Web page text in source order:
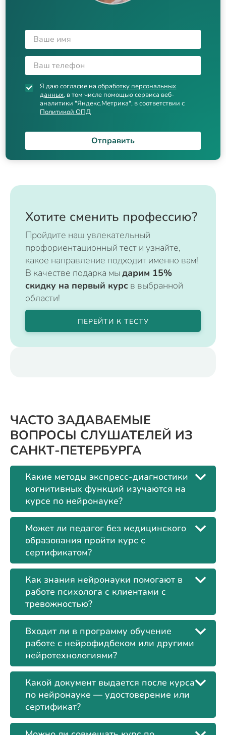
Я даю согласие наобработку персональных
данных, в том числе помощью сервиса веб-
аналитики "Яндекс.Метрика", в соответствии с
Политикой ОПД
Отправить
Хотите сменить профессию?
Пройдите наш увлекательный
профориентационный тест и узнайте,
какое направление подходит именно вам!
В качестве подарка мы дарим 15%
скидку на первый курс в выбранной
области!
ПЕРЕЙТИ К ТЕСТУ
ЧАСТО ЗАДАВАЕМЫЕ
ВОПРОСЫ СЛУШАТЕЛЕЙ ИЗ
САНКТ-ПЕТЕРБУРГА
Какие методы экспресс-диагностики
когнитивных функций изучаются на
курсе по нейронауке?
Может ли педагог без медицинского
образования пройти курс с
сертификатом?
Как знания нейронауки помогают в
работе психолога с клиентами с
тревожностью?
Входит ли в программу обучение
работе с нейрофидбеком или другими
нейротехнологиями?
Какой документ выдается после курса
по нейронауке — удостоверение или
сертификат?